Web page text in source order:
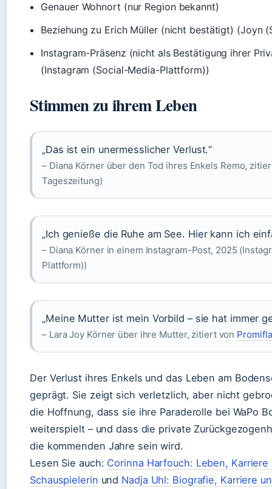
Genauer Wohnort (nur Region bekannt)
Beziehung zu Erich Müller (nicht bestätigt) (Joyn
Instagram-Präsenz (nicht als Bestätigung ihrer
(Instagram (Social-Media-Plattform))
Stimmen zu ihrem Leben
„Das ist ein unermesslicher Verlust.“
– Diana Körner über den Tod ihres Enkels Remo,
Tageszeitung)
„Ich genieße die Ruhe am See. Hier kann ich
– Diana Körner in einem Instagram-Post, 2025
Plattform))
„Meine Mutter ist mein Vorbild – sie hat immer
– Lara Joy Körner über ihre Mutter, zitiert von
Der Verlust ihres Enkels und das Leben am
geprägt. Sie zeigt sich verletzlich, aber nicht
die Hoffnung, dass sie ihre Paraderolle bei WaPo
weiterspielt – und dass die private
die kommenden Jahre sein wird.
Lesen Sie auch: Corinna Harfouch: Leben, Karriere
Schauspielerin und Nadja Uhl: Biografie, Karriere